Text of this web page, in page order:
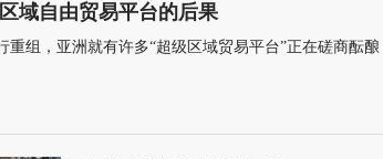
域自由贸易平台的后果
重组，亚洲就有许多“超级区域贸易平台”正在磋商酝